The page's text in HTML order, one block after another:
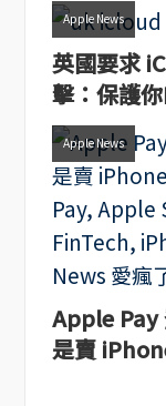
Apple News
英國要求
擊：保護
Apple News
Apple Pay
是賣